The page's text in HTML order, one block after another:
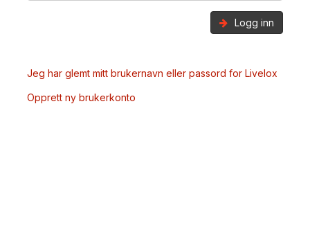
Logg inn
Jeg har glemt mitt brukernavn eller passord for Livelox
Opprett ny brukerkonto